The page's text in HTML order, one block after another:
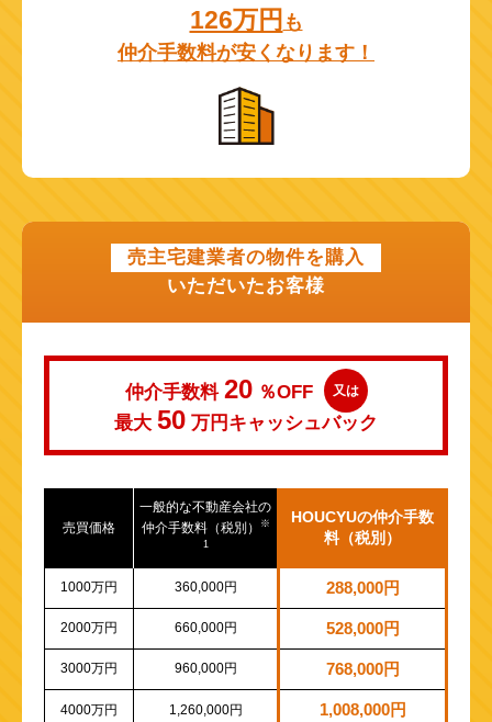
126万円 も
仲介手数料が安くなります！
売主宅建業者の物件を購入
いただいたお客様
仲介手数料 20 ％OFF 又は
最大 50 万円 キャッシュバック
売買価格
一般的な不動産会社の
仲介手数料（税別）
※
1
HOUCYUの仲介手数
料（税別）
1000万円 360,000円 288,000円
2000万円 660,000円 528,000円
3000万円 960,000円 768,000円
4000万円 1,260,000円 1,008,000円